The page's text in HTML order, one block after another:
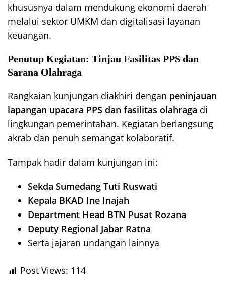
khususnya dalam mendukung ekonomi daerah
melalui sektor UMKM dan digitalisasi layanan
keuangan.
Penutup Kegiatan: Tinjau Fasilitas PPS dan
Sarana Olahraga
Rangkaian kunjungan diakhiri dengan peninjauan
lapangan upacara PPS dan fasilitas olahraga di
lingkungan pemerintahan. Kegiatan berlangsung
akrab dan penuh semangat kolaboratif.
Tampak hadir dalam kunjungan ini:
Sekda Sumedang Tuti Ruswati
Kepala BKAD Ine Inajah
Department Head BTN Pusat Rozana
Deputy Regional Jabar Ratna
Serta jajaran undangan lainnya
Post Views: 114